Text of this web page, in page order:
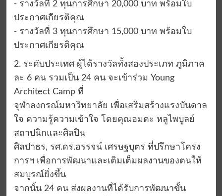
⁃ รางวัลที่ 2 ทุนการศึกษา 20,000 บาท พร้อมใบ
ประกาศเกียรติคุณ
⁃ รางวัลที่ 3 ทุนการศึกษา 15,000 บาท พร้อมใบ
ประกาศเกียรติคุณ
2. ระดับประเทศ ผู้ได้รางวัลทั้งสองประเภท ภูมิภาค
ละ 6 คน รวมเป็น 24 คน จะเข้าร่วม Young
Architect Camp ที่
จุฬาลงกรณ์มหาวิทยาลัย เพื่อเสริมสร้างแรงบันดาล
ใจ ความรู้ความเข้าใจ โดยคุณอมตะ หลูไพบูลย์
สถาปนิกและศิลปิน
ศิลปาธร, รศ.ดร.อรรจน์ เศรษฐบุตร ที่ปรึกษาโครง
การฯ เพื่อการพัฒนาและเติมเต็มผลงานของตนให้
สมบูรณ์ยิ่งขึ้น
จากนั้น 24 คน ส่งผลงานที่ได้รับการพัฒนาขั้น